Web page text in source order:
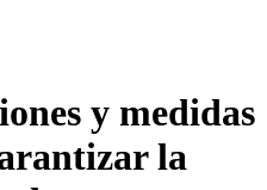
y medidas
la